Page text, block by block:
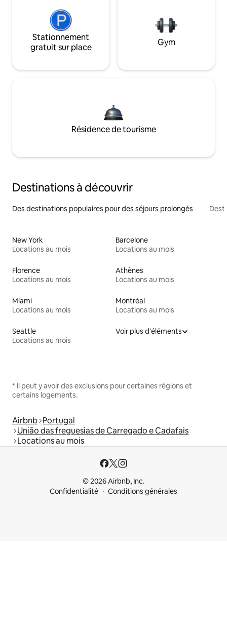
Stationnement
gratuit sur place
Gym
Résidence de tourisme
Destinations à découvrir
Des destinations populaires pour des séjours prolongés
New York
Locations au mois
Barcelone
Locations au mois
Florence
Locations au mois
Athènes
Locations au mois
Miami
Locations au mois
Montréal
Locations au mois
Seattle
Locations au mois
Voir plus d'éléments
* Il peut y avoir des exclusions pour certaines régions et
certains logements.
Airbnb Portugal
União das freguesias de Carregado e Cadafais
Locations au mois
© 2026 Airbnb, Inc.
Confidentialité
Conditions générales